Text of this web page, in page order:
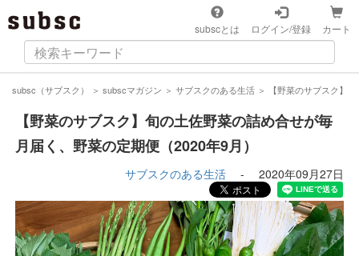
subscとは ログイン/登録 カート
subsc（サブスク） ＞ subscマガジン ＞ サブスクのある生活 ＞ 【野菜のサブスク】
【野菜のサブスク】旬の土佐野菜の詰め合せが毎
月届く、野菜の定期便（2020年9月）
サブスクのある生活 - 2020年09月27日